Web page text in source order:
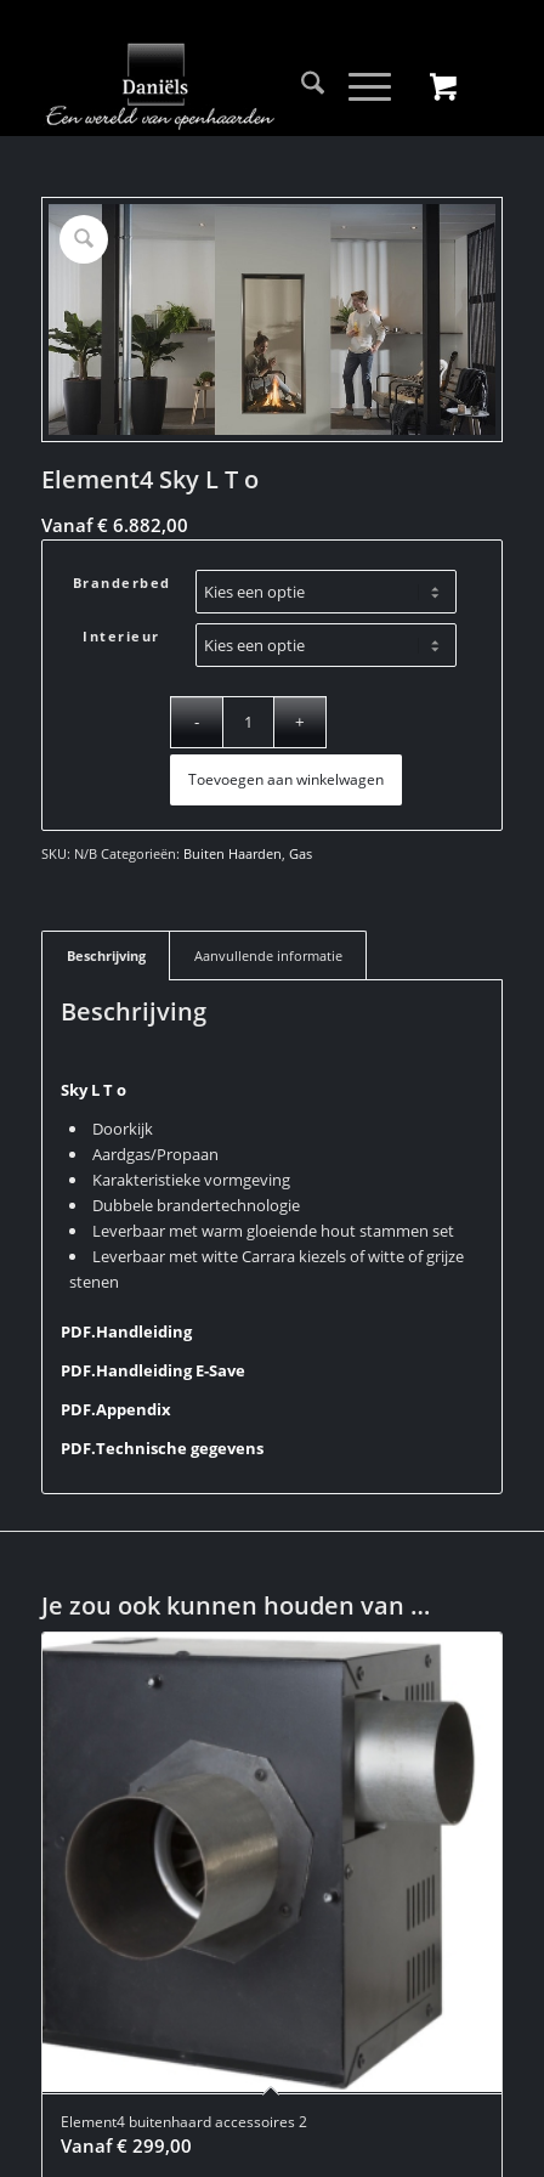
Element4 Sky L T o
Vanaf€ 6.882,00
Branderbed
Interieur
Toevoegen aan winkelwagen
SKU: N/B Categorieën: Buiten Haarden Gas
Beschrijving Aanvullende informatie
Beschrijving
Sky L T o
Doorkijk
Aardgas/Propaan
Karakteristieke vormgeving
Dubbele brandertechnologie
Leverbaar met warm gloeiende hout stammen set
Leverbaar met witte Carrara kiezels of witte of grijze
stenen
PDF.Handleiding
PDF.Handleiding E-Save
PDF.Appendix
PDF.Technische gegevens
Je zou ook kunnen houden van …
Element4 buitenhaard accessoires 2
Vanaf€ 299,00